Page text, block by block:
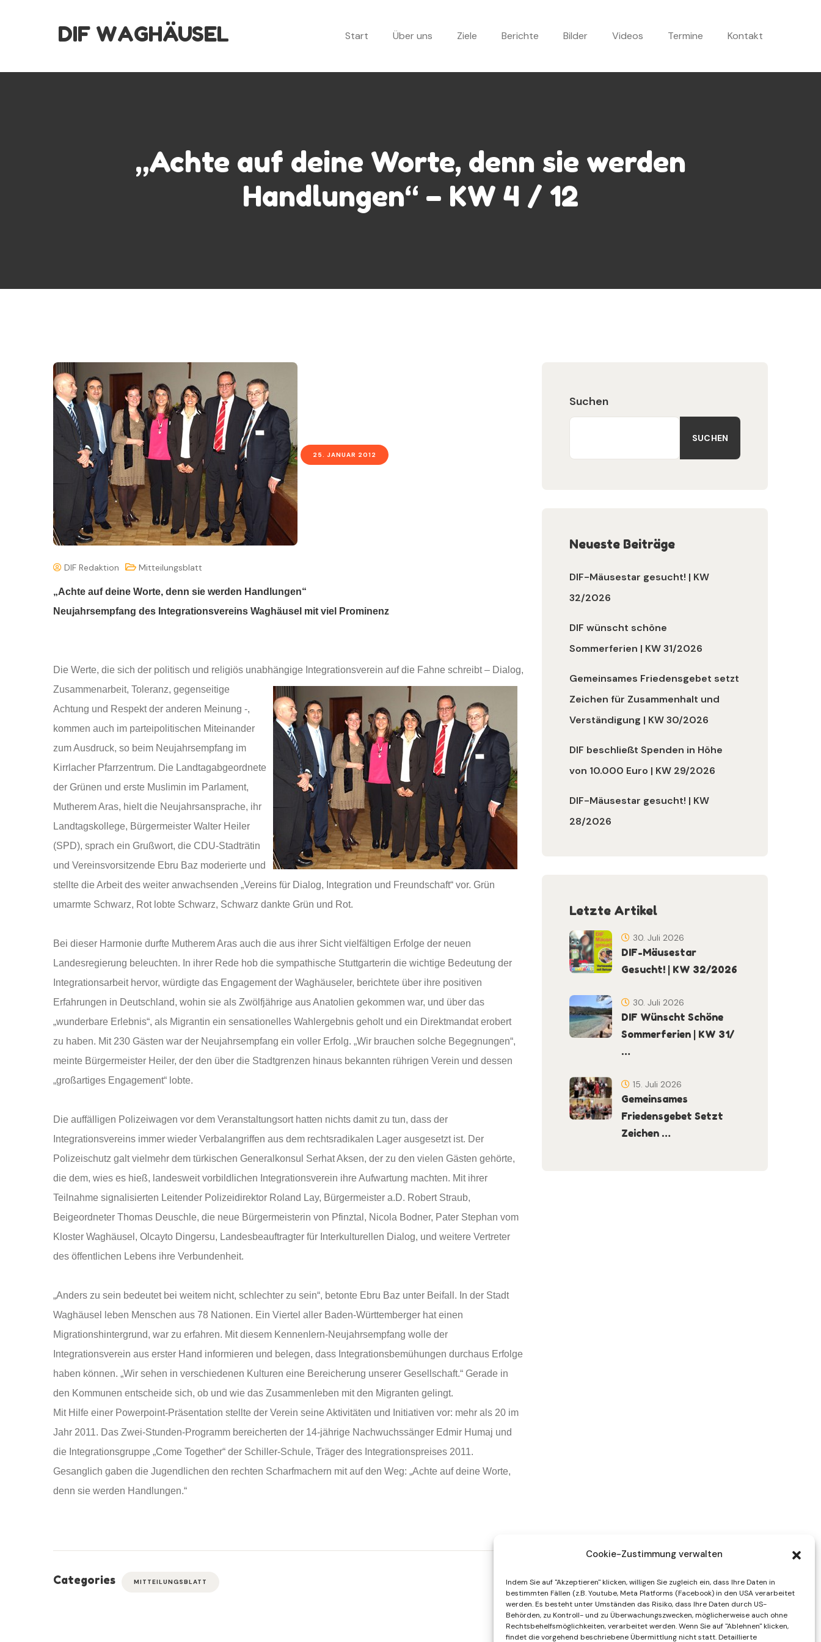
Cookie-Zustimmung verwalten
Indem Sie auf "Akzeptieren" klicken, willigen Sie zugleich ein, dass Ihre Daten in
bestimmten Fällen (z.B. Youtube, Meta Platforms (Facebook) in den USA verarbeitet
werden. Es besteht unter Umständen das Risiko, dass Ihre Daten durch US-
Behörden, zu Kontroll- und zu Überwachungszwecken, möglicherweise auch ohne
Rechtsbehelfsmöglichkeiten, verarbeitet werden. Wenn Sie auf "Ablehnen" klicken,
findet die vorgehend beschriebene Übermittlung nicht statt. Detaillierte
DIF WAGHÄUSEL Start Über uns Ziele Berichte Bilder Videos Termine Kontakt
„Achte auf deine Worte, denn sie werden
Handlungen“ – KW 4 / 12
25. JANUAR 2012
DIF Redaktion Mitteilungsblatt
„Achte auf deine Worte, denn sie werden Handlungen“
Neujahrsempfang des Integrationsvereins Waghäusel mit viel Prominenz
Die Werte, die sich der politisch und religiös unabhängige Integrationsverein auf die Fahne schreibt – Dialog,
Zusammenarbeit, Toleranz, gegenseitige
Achtung und Respekt der anderen Meinung -,
kommen auch im parteipolitischen Miteinander
zum Ausdruck, so beim Neujahrsempfang im
Kirrlacher Pfarrzentrum. Die Landtagabgeordnete
der Grünen und erste Muslimin im Parlament,
Mutherem Aras, hielt die Neujahrsansprache, ihr
Landtagskollege, Bürgermeister Walter Heiler
(SPD), sprach ein Grußwort, die CDU-Stadträtin
und Vereinsvorsitzende Ebru Baz moderierte und
stellte die Arbeit des weiter anwachsenden „Vereins für Dialog, Integration und Freundschaft“ vor. Grün
umarmte Schwarz, Rot lobte Schwarz, Schwarz dankte Grün und Rot.
Bei dieser Harmonie durfte Mutherem Aras auch die aus ihrer Sicht vielfältigen Erfolge der neuen
Landesregierung beleuchten. In ihrer Rede hob die sympathische Stuttgarterin die wichtige Bedeutung der
Integrationsarbeit hervor, würdigte das Engagement der Waghäuseler, berichtete über ihre positiven
Erfahrungen in Deutschland, wohin sie als Zwölfjährige aus Anatolien gekommen war, und über das
„wunderbare Erlebnis“, als Migrantin ein sensationelles Wahlergebnis geholt und ein Direktmandat erobert
zu haben. Mit 230 Gästen war der Neujahrsempfang ein voller Erfolg. „Wir brauchen solche Begegnungen“,
meinte Bürgermeister Heiler, der den über die Stadtgrenzen hinaus bekannten rührigen Verein und dessen
„großartiges Engagement“ lobte.
Die auffälligen Polizeiwagen vor dem Veranstaltungsort hatten nichts damit zu tun, dass der
Integrationsvereins immer wieder Verbalangriffen aus dem rechtsradikalen Lager ausgesetzt ist. Der
Polizeischutz galt vielmehr dem türkischen Generalkonsul Serhat Aksen, der zu den vielen Gästen gehörte,
die dem, wies es hieß, landesweit vorbildlichen Integrationsverein ihre Aufwartung machten. Mit ihrer
Teilnahme signalisierten Leitender Polizeidirektor Roland Lay, Bürgermeister a.D. Robert Straub,
Beigeordneter Thomas Deuschle, die neue Bürgermeisterin von Pfinztal, Nicola Bodner, Pater Stephan vom
Kloster Waghäusel, Olcayto Dingersu, Landesbeauftragter für Interkulturellen Dialog, und weitere Vertreter
des öffentlichen Lebens ihre Verbundenheit.
„Anders zu sein bedeutet bei weitem nicht, schlechter zu sein“, betonte Ebru Baz unter Beifall. In der Stadt
Waghäusel leben Menschen aus 78 Nationen. Ein Viertel aller Baden-Württemberger hat einen
Migrationshintergrund, war zu erfahren. Mit diesem Kennenlern-Neujahrsempfang wolle der
Integrationsverein aus erster Hand informieren und belegen, dass Integrationsbemühungen durchaus Erfolge
haben können. „Wir sehen in verschiedenen Kulturen eine Bereicherung unserer Gesellschaft.“ Gerade in
den Kommunen entscheide sich, ob und wie das Zusammenleben mit den Migranten gelingt.
Mit Hilfe einer Powerpoint-Präsentation stellte der Verein seine Aktivitäten und Initiativen vor: mehr als 20 im
Jahr 2011. Das Zwei-Stunden-Programm bereicherten der 14-jährige Nachwuchssänger Edmir Humaj und
die Integrationsgruppe „Come Together“ der Schiller-Schule, Träger des Integrationspreises 2011.
Gesanglich gaben die Jugendlichen den rechten Scharfmachern mit auf den Weg: „Achte auf deine Worte,
denn sie werden Handlungen.“
Categories MITTEILUNGSBLATT
Suchen
SUCHEN
Neueste Beiträge
DIF-Mäusestar gesucht! | KW
32/2026
DIF wünscht schöne
Sommerferien | KW 31/2026
Gemeinsames Friedensgebet setzt
Zeichen für Zusammenhalt und
Verständigung | KW 30/2026
DIF beschließt Spenden in Höhe
von 10.000 Euro | KW 29/2026
DIF-Mäusestar gesucht! | KW
28/2026
Letzte Artikel
DIF-Mäusestar
Gesucht! | KW 32/2026
30. Juli 2026
DIF Wünscht Schöne
Sommerferien | KW 31/
…
30. Juli 2026
Gemeinsames
Friedensgebet Setzt
Zeichen …
15. Juli 2026